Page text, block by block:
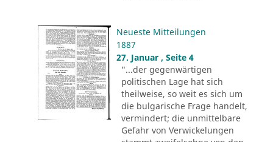
Neueste Mitteilungen
1887
27. Januar , Seite 4
"...der gegenwärtigen
politischen Lage hat sich
theilweise, so weit es sich um
die bulgarische Frage handelt,
vermindert; die unmittelbare
Gefahr von Verwickelungen